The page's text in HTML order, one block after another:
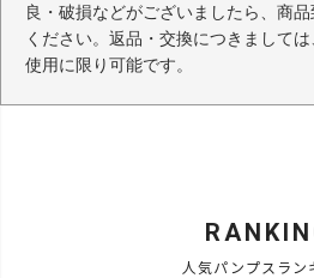
良・破損などがございましたら、商
ください。返品・交換につきまして
使用に限り可能です。
人気パンプスラン